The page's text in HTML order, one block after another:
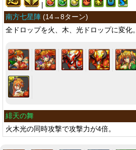
|
南方七星陣 (14→8ターン)
全ドロップを火、木、光ドロップに変化。
緋天の舞
火木光の同時攻撃で攻撃力が4倍。